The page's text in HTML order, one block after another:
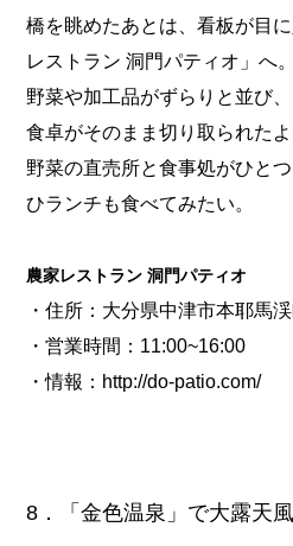
橋を眺めたあとは、看板が目
レストラン 洞門パティオ」へ
野菜や加工品がずらりと並び
食卓がそのまま切り取られた
野菜の直売所と食事処がひと
ひランチも食べてみたい。
農家レストラン 洞門パティオ
・住所：大分県中津市本耶馬
・営業時間：11:00~16:00
・情報： http://do-patio.com/
8．「金色温泉」で大露天